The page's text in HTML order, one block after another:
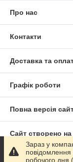
Про нас
Контакти
Доставка та
Графік роботи
Повна версія
Сайт створено на
Політика
Зараз у
повідомлення
робочого дня